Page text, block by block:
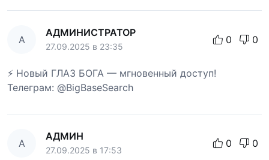
А
АДМИНИСТРАТОР
27.09.2025 в 23:35
0 0
⚡ Новый ГЛАЗ БОГА — мгновенный доступ!
Телеграм: @BigBaseSearch
А
АДМИН
27.09.2025 в 17:53
0 0